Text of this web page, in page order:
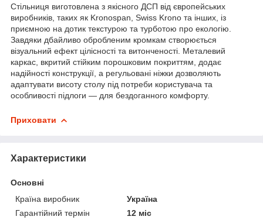
Стільниця виготовлена з якісного ДСП від європейських
виробників, таких як Kronospan, Swiss Krono та інших, із
приємною на дотик текстурою та турботою про екологію.
Завдяки дбайливо обробленим кромкам створюється
візуальний ефект цілісності та витонченості. Металевий
каркас, вкритий стійким порошковим покриттям, додає
надійності конструкції, а регульовані ніжки дозволяють
адаптувати висоту столу під потреби користувача та
особливості підлоги — для бездоганного комфорту.
Приховати
Характеристики
Основні
Країна виробник
Україна
Гарантійний термін
12 міс